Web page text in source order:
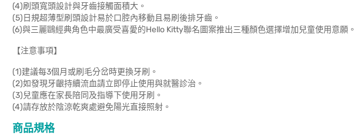
(4)刷頭寬頭設計與牙齒接觸面積大。
(5)日規超薄型刷頭設計易於口腔內移動且易刷後排牙齒。
(6)與三麗鷗經典角色中最廣受喜愛的Hello Kitty聯名圖案推出三種顏色選擇增加兒童使用意願。
【注意事項】
(1)建議每3個月或刷毛分岔時更換牙刷。
(2)如發現牙齦持續流血請立即停止使用與就醫診治。
(3)兒童應在家長陪同及指導下使用牙刷。
(4)請存放於陰涼乾爽處避免陽光直接照射。
商品規格